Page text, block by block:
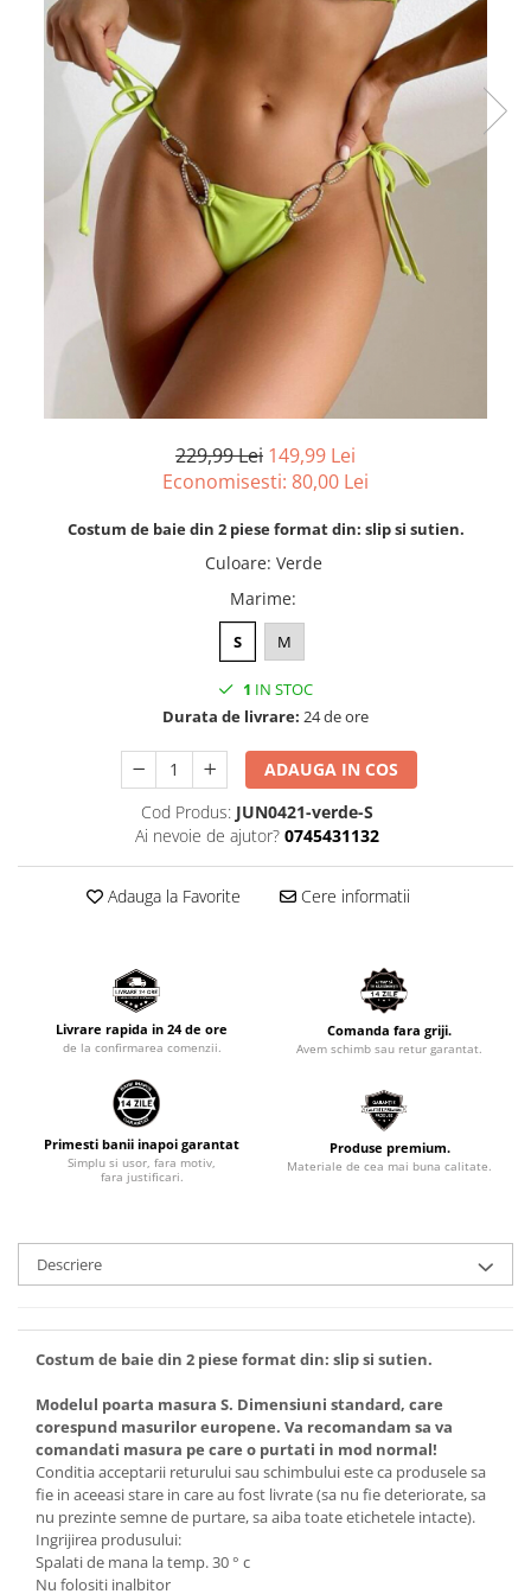
229,99 Lei 149,99 Lei
Economisesti: 80,00 Lei
Costum de baie din 2 piese format din: slip si sutien.
Culoare: Verde
Marime:
S M
1 IN STOC
Durata de livrare: 24 de ore
ADAUGA IN COS
Cod Produs: JUN0421-verde-S
Ai nevoie de ajutor? 0745431132
Adauga la Favorite Cere informatii
Livrare rapida in 24 de ore
de la confirmarea comenzii.
Comanda fara griji.
Avem schimb sau retur garantat.
Primesti banii inapoi garantat
Simplu si usor, fara motiv,
fara justificari.
Produse premium.
Materiale de cea mai buna calitate.
Descriere
Costum de baie din 2 piese format din: slip si sutien.
Modelul poarta masura S. Dimensiuni standard, care
corespund masurilor europene. Va recomandam sa va
comandati masura pe care o purtati in mod normal!
Conditia acceptarii returului sau schimbului este ca produsele sa
fie in aceeasi stare in care au fost livrate (sa nu fie deteriorate, sa
nu prezinte semne de purtare, sa aiba toate etichetele intacte).
Ingrijirea produsului:
Spalati de mana la temp. 30 ° c
Nu folositi inalbitor